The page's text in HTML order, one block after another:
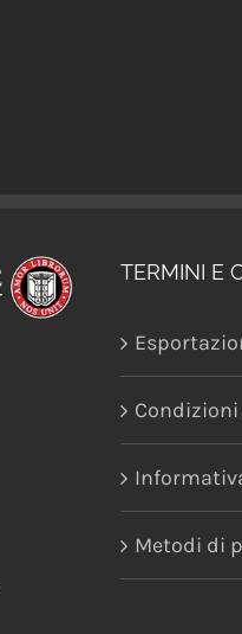
TERMINI E
Metodi di